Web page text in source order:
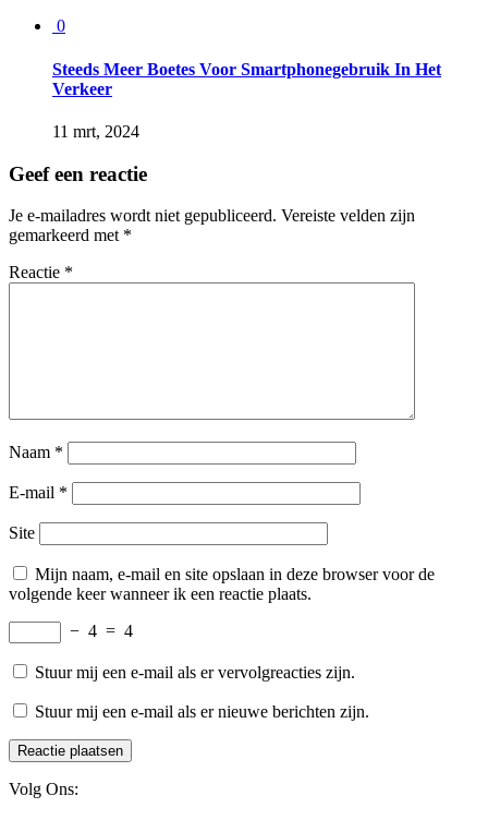
0
Steeds Meer Boetes Voor Smartphonegebruik In Het
Verkeer
11 mrt, 2024
Geef een reactie
Je e-mailadres wordt niet gepubliceerd. Vereiste velden zijn
gemarkeerd met *
Reactie *
Naam *
E-mail *
Site
Mijn naam, e-mail en site opslaan in deze browser voor de
volgende keer wanneer ik een reactie plaats.
− 4 = 4
Stuur mij een e-mail als er vervolgreacties zijn.
Stuur mij een e-mail als er nieuwe berichten zijn.
Volg Ons: